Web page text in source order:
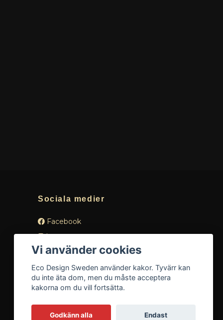
Sociala medier
Facebook
Instagram
Vi använder cookies
Eco Design Sweden använder kakor. Tyvärr kan
du inte äta dom, men du måste acceptera
kakorna om du vill fortsätta.
Godkänn alla
Endast